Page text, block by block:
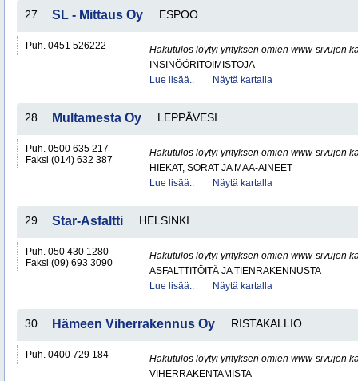
27. SL - Mittaus Oy ESPOO
Puh. 0451 526222
Hakutulos löytyi yrityksen omien www-sivujen
INSINÖÖRITOIMISTOJA
Lue lisää..
Näytä kartalla
28. Multamesta Oy LEPPÄVESI
Puh. 0500 635 217
Faksi (014) 632 387
Hakutulos löytyi yrityksen omien www-sivujen
HIEKAT, SORAT JA MAA-AINEET
Lue lisää..
Näytä kartalla
29. Star-Asfaltti HELSINKI
Puh. 050 430 1280
Faksi (09) 693 3090
Hakutulos löytyi yrityksen omien www-sivujen
ASFALTTITÖITÄ JA TIENRAKENNUSTA
Lue lisää..
Näytä kartalla
30. Hämeen Viherrakennus Oy RISTAKALLIO
Puh. 0400 729 184
Hakutulos löytyi yrityksen omien www-sivujen
VIHERRAKENTAMISTA